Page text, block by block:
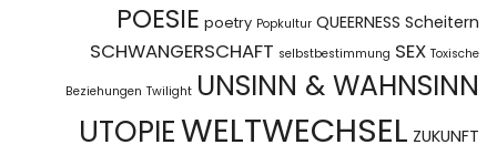
POESIE poetry Popkultur QUEERNESS Scheitern
SCHWANGERSCHAFT selbstbestimmung SEX Toxische
Beziehungen Twilight UNSINN & WAHNSINN
UTOPIEWELTWECHSEL ZUKUNFT